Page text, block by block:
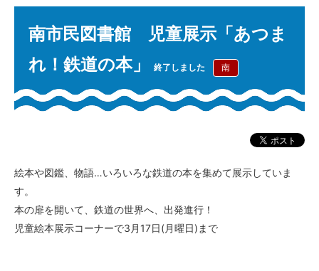
南市民図書館 児童展示「あつま
れ！鉄道の本」
終了しました 南
絵本や図鑑、物語…いろいろな鉄道の本を集めて展示していま
す。
本の扉を開いて、鉄道の世界へ、出発進行！
児童絵本展示コーナーで3月17日(月曜日)まで